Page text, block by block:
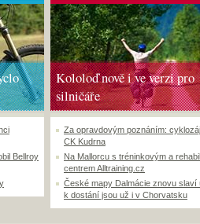
Bellroy
Kololoď nově i ve verzi pro
silničáře
Za opravdovým poznáním:
CK Kudrna
Na Mallorcu s tréninkovým a
centrem Alltraining.cz
České mapy Dalmácie znovu slaví
k dostání jsou už i v Chorvatsku